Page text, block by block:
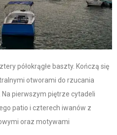
półokrągłe baszty. Kończą się
otworami do rzucania
pierwszym piętrze cytadeli
patio i czterech iwanów z
oraz motywami